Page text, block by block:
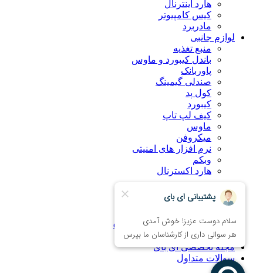
هارد اینترنال
کیس کامپیوتر
مادربرد
لوازم جانبی
منبع تغذیه
باندل کیبورد و ماوس
پاوربانک
صندلی گیمینگ
کول پد
کیبورد
کیف لپ تاپ
ماوس
میکروفن
نرم افزار های امنیتی
وبکم
هارد اکسترنال
درباره ما
راهنمای خرید اینترنتی
همکاری با فروشگاه eBuy
تماس با ما
مجله تخصصی ای‌ بای
سوالات متداول